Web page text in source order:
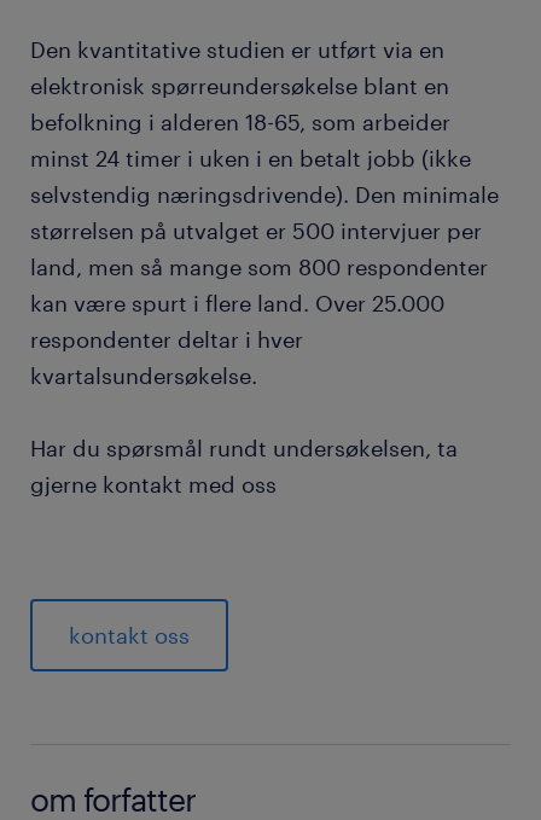
Den kvantitative studien er utført via en
elektronisk spørreundersøkelse blant en
befolkning i alderen 18-65, som arbeider
minst 24 timer i uken i en betalt jobb (ikke
selvstendig næringsdrivende). Den minimale
størrelsen på utvalget er 500 intervjuer per
land, men så mange som 800 respondenter
kan være spurt i flere land. Over 25.000
respondenter deltar i hver
kvartalsundersøkelse.
Har du spørsmål rundt undersøkelsen, ta
gjerne kontakt med oss
kontakt oss
om forfatter